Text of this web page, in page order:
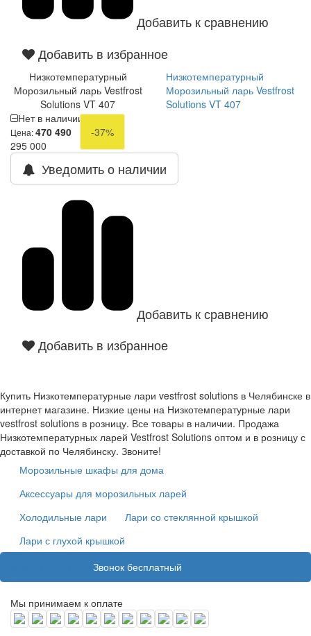
Добавить к сравнению
Добавить в избранное
Низкотемпературный
Морозильный ларь Vestfrost
Solutions VT 407
Низкотемпературный
Морозильный ларь Vestfrost
Solutions VT 407
Нет в наличии
Цена:470 490
-37%
295 000
Уведомить о наличии
Добавить к сравнению
Добавить в избранное
Купить Низкотемпературные лари vestfrost solutions в Челябинске в
интернет магазине. Низкие цены на Низкотемпературные лари
vestfrost solutions в розницу. Все товары в наличии. Продажа
Низкотемпературных ларей Vestfrost Solutions оптом и в розницу с
доставкой по Челябинску. Звоните!
Морозильные шкафы для дома
Аксессуары для морозильных ларей
Холодильные лари
Лари со стеклянной крышкой
Лари с глухой крышкой
Звонок бесплатный
Мы принимаем к оплате